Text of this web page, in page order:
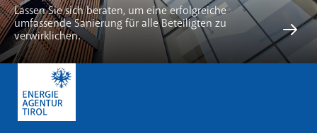
Lassen Sie sich beraten, um eine erfolgreiche
umfassende Sanierung für alle Beteiligten zu
verwirklichen.